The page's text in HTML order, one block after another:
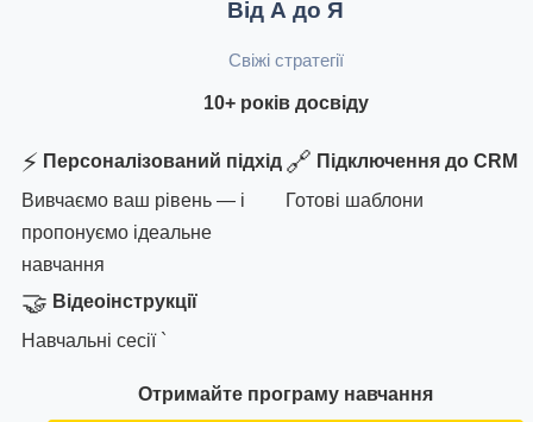
Від А до Я
Свіжі стратегії
10+ років досвіду
⚡ Персоналізований підхід
Вивчаємо ваш рівень — і
пропонуємо ідеальне
навчання
🔗 Підключення до CRM
Готові шаблони
🤝 Відеоінструкції
Навчальні сесії `
Отримайте програму навчання